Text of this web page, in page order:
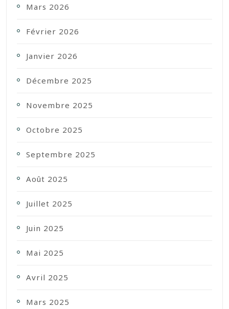
Mars 2026
Février 2026
Janvier 2026
Décembre 2025
Novembre 2025
Octobre 2025
Septembre 2025
Août 2025
Juillet 2025
Juin 2025
Mai 2025
Avril 2025
Mars 2025